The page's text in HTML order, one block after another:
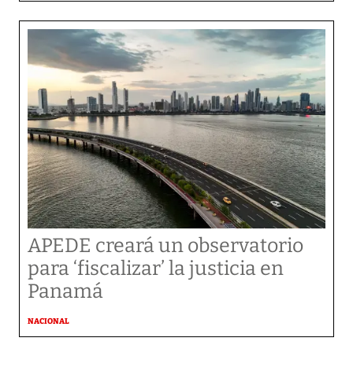
APEDE creará un observatorio
para ‘fiscalizar’ la justicia en
Panamá
NACIONAL